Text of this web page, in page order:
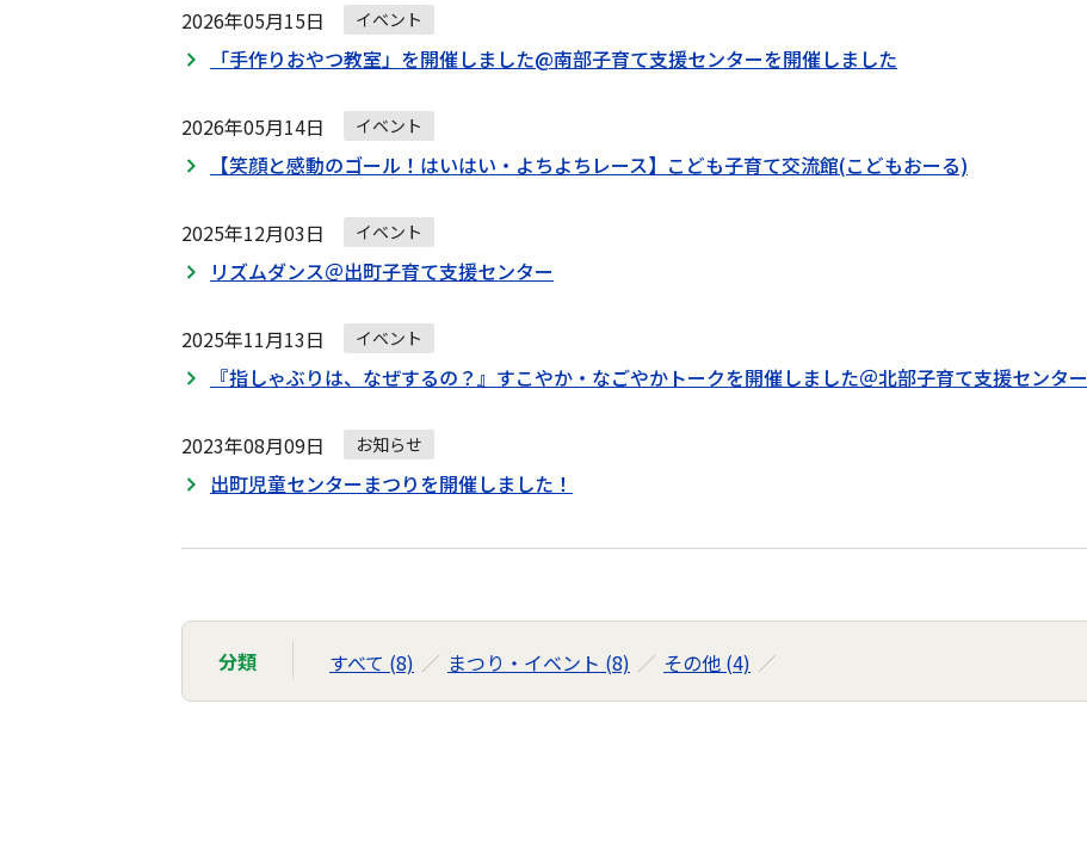
2026年05月15日 イベント
「手作りおやつ教室」を開催しました@南部子育て支援センターを開催しました
2026年05月14日 イベント
【笑顔と感動のゴール！はいはい・よちよちレース】こども子育て交流館(こどもおーる)
2025年12月03日 イベント
リズムダンス＠出町子育て支援センター
2025年11月13日 イベント
『指しゃぶりは、なぜするの？』すこやか・なごやかトークを開催しました＠北部子育て支援センター
2023年08月09日 お知らせ
出町児童センターまつりを開催しました！
分類 すべて (8) まつり・イベント (8) その他 (4)